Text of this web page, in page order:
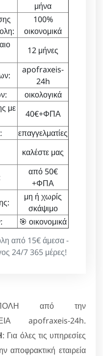
από 15€ άμεσα -
24/7 365 μέρες!
μήνα
100%
οικονομικά
12 μήνες
apofraxeis-
24h
οικολογικά
με
40€+ΦΠΑ
επαγγελματίες
καλέστε μας
από 50€
+ΦΠΑ
μη ή χωρίς
σκάψιμο
🎯 οικονομικά
από την
apofraxeis-24h.
: Για όλες τις υπηρεσίες
εταιρεία